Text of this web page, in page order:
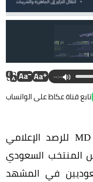
--:--
تابع قناة عكاظ على الواتساب
كشف تقرير صادر عن مركز MD للرصد الإعلامي
المنتخب السعودي
في المشهد